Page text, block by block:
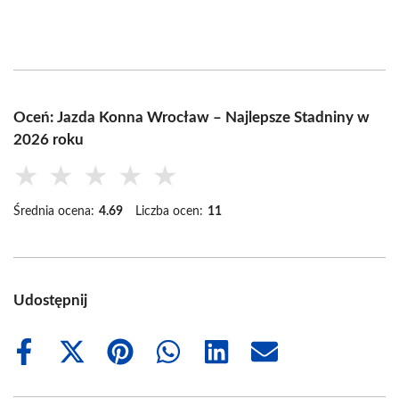
Oceń: Jazda Konna Wrocław – Najlepsze Stadniny w
2026 roku
★ ★ ★ ★ ★
Średnia ocena: 4.69 Liczba ocen: 11
Udostępnij
Share
Share
(Twitter)
Share
Share
Share
Share